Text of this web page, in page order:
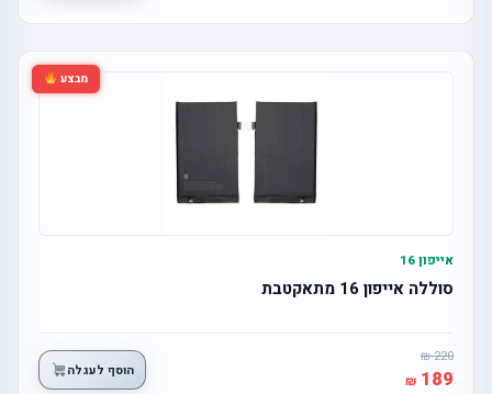
מבצע
אייפון 16
סוללה אייפון 16 מתאקטבת
220
189 הוסף לעגלה